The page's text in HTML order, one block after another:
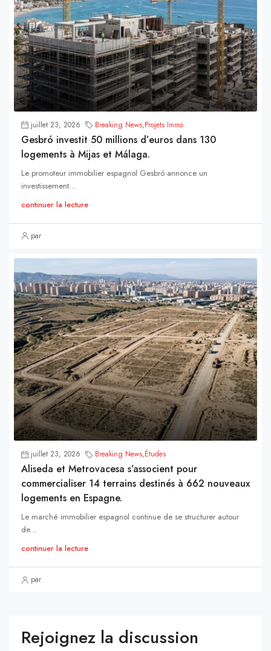
juillet 23, 2026 Breaking News,Projets Immo
Gesbró investit 50 millions d’euros dans 130
logements à Mijas et Málaga.
Le promoteur immobilier espagnol Gesbró annonce un
investissement...
continuer la lecture
par
juillet 23, 2026 Breaking News,Études
Aliseda et Metrovacesa s’associent pour
commercialiser 14 terrains destinés à 662 nouveaux
logements en Espagne.
Le marché immobilier espagnol continue de se structurer autour
de...
continuer la lecture
par
Rejoignez la discussion